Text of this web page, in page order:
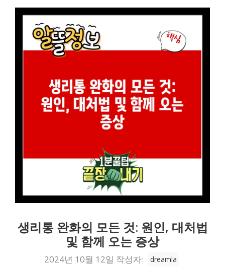
생리통 완화의 모든 것: 원인, 대처법
및 함께 오는 증상
2024년 10월 12일 작성자: dreamla